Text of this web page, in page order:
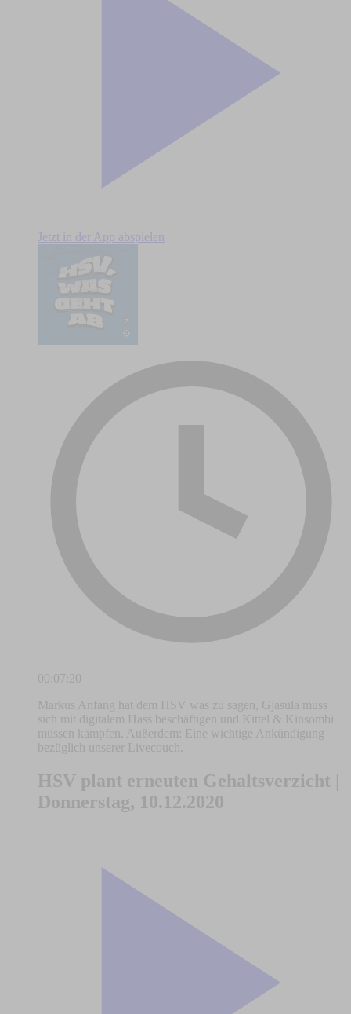
Jetzt in der App abspielen
00:07:20
Markus Anfang hat dem HSV was zu sagen, Gjasula muss
sich mit digitalem Hass beschäftigen und Kittel & Kinsombi
müssen kämpfen. Außerdem: Eine wichtige Ankündigung
bezüglich unserer Livecouch.
HSV plant erneuten Gehaltsverzicht |
Donnerstag, 10.12.2020